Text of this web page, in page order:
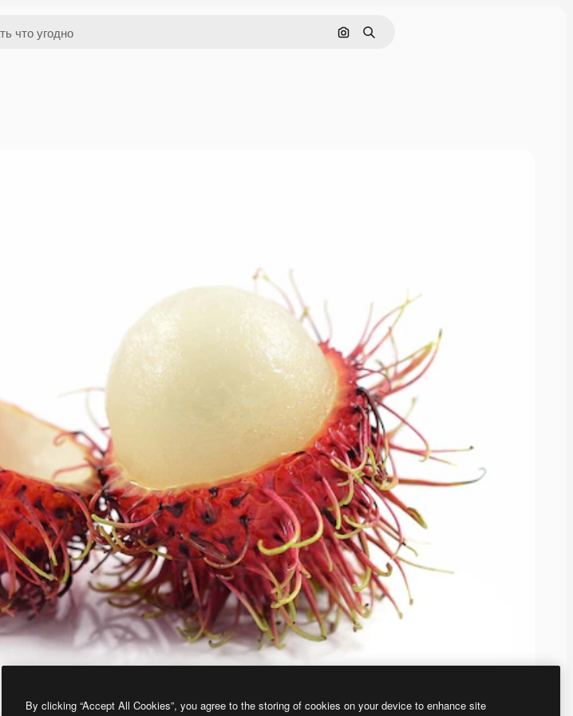
Поиск по изображению
Поиск
By clicking “Accept All Cookies”, you agree to the storing of cookies on your device to enhance site